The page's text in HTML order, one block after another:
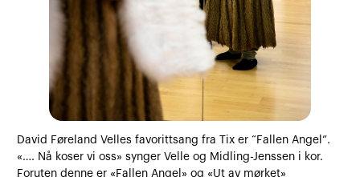
David Føreland Velles favorittsang fra Tix er “Fallen Angel”.
«…. Nå koser vi oss» synger Velle og Midling-Jenssen i kor.
Foruten denne er «Fallen Angel» og «Ut av mørket»